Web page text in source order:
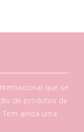
que se
de produtos de
ainda uma